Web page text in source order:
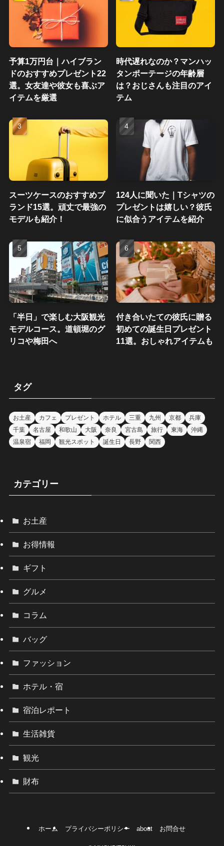
予算1万円台｜ハイブラン
ドのおすすめプレゼント22
選。女友達や彼女も喜ぶア
イテムを厳選
時代遅れなのか？マンハッ
タンポーテージの年齢層
は？おじさんも注目のアイ
テム
スーツケースのおすすめブ
ランド15選。頑丈で最強の
モデルも紹介！
124人に聞いた｜Tシャツの
プレゼントは嬉しい？彼氏
に似合うアイテムを紹介
「半日」で楽しむ大阪観光
モデルコース。道頓堀のグ
リコや梅田へ
付き合いたての彼氏に贈る
初めての誕生日プレゼント
11選。おしゃれアイテムも
タグ
お土産 カフェ プレゼント ホテル 三重 九州 京都
兵庫
千葉
名古屋 和歌山 大阪 奈良 宮古島 旅行 東海
沖縄
温泉宿
福岡 観光スポット 誕生日 長野 関西
カテゴリー
お土産
お得情報
ギフト
グルメ
コラム
バッグ
ファッション
ホテル・宿
宿泊レポート
生活雑貨
観光
財布
ホーム プライバシーポリシー about お問合せ